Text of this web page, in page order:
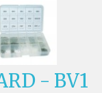
- BV1